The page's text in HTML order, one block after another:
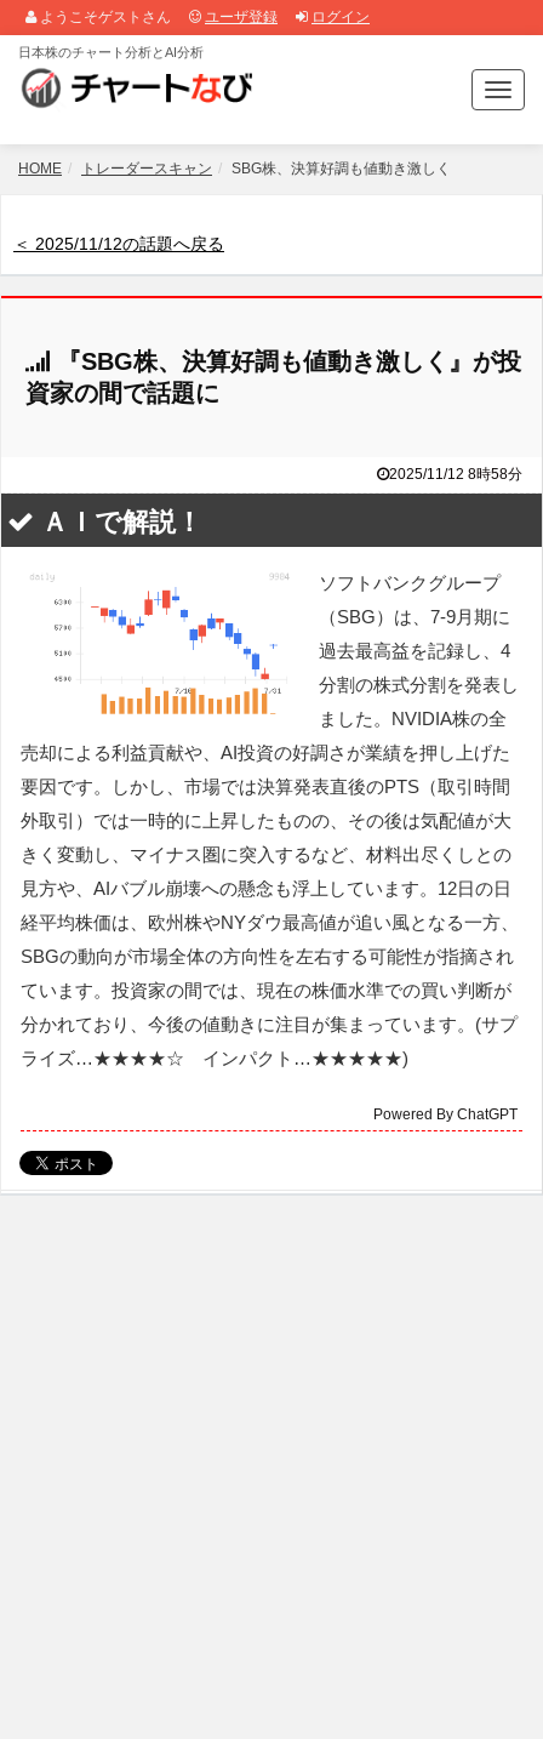
ようこそゲストさん ユーザ登録 ログイン
T
o
g
a
日本株のチャート分析とAI分析
HOME トレーダースキャン SBG株、決算好調も値動き激しく
＜ 2025/11/12の話題へ戻る
『SBG株、決算好調も値動き激しく』が投
資家の間で話題に
2025/11/12 8時58分
ＡＩで解説！
ソフトバンクグループ
（SBG）は、7-9月期に
過去最高益を記録し、4
分割の株式分割を発表し
ました。NVIDIA株の全
売却による利益貢献や、AI投資の好調さが業績を押し上げた
要因です。しかし、市場では決算発表直後のPTS（取引時間
外取引）では一時的に上昇したものの、その後は気配値が大
きく変動し、マイナス圏に突入するなど、材料出尽くしとの
見方や、AIバブル崩壊への懸念も浮上しています。12日の日
経平均株価は、欧州株やNYダウ最高値が追い風となる一方、
SBGの動向が市場全体の方向性を左右する可能性が指摘され
ています。投資家の間では、現在の株価水準での買い判断が
分かれており、今後の値動きに注目が集まっています。(サプ
ライズ…★★★★☆ インパクト…★★★★★)
Powered By ChatGPT